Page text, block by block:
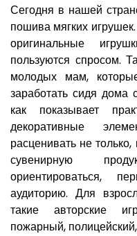
Сегодня в нашей
пошива мягких
оригинальные
пользуются спросом.
молодых мам,
заработать сидя дома
как показывает
декоративные
расценивать не
сувенирную
ориентироваться,
аудиторию. Для
такие авторские
пожарный, полицейский,